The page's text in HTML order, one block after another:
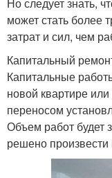
может стать более
затрат и сил, чем
Капитальный
Капитальные
новой квартире
переносом
Объем работ будет
решено произвести